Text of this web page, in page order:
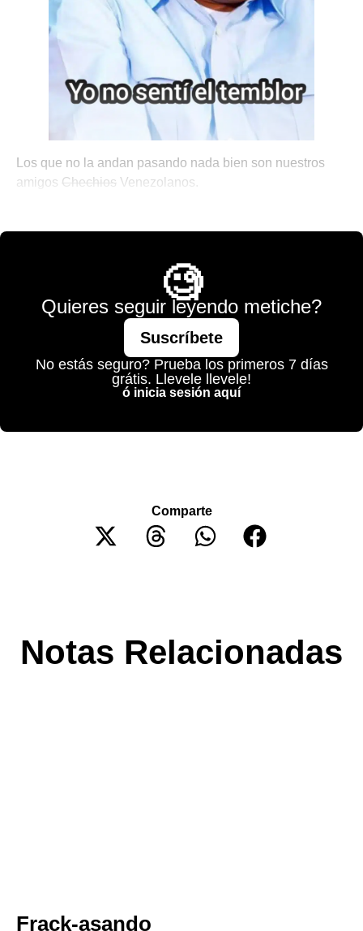
Los que no la andan pasando nada bien son nuestros
amigos Chechios Venezolanos.
🧐
Quieres seguir leyendo metiche?
Suscríbete
No estás seguro? Prueba los primeros 7 días
grátis. Llevele llevele!
ó inicia sesión aquí
Comparte
Notas Relacionadas
Frack-asando